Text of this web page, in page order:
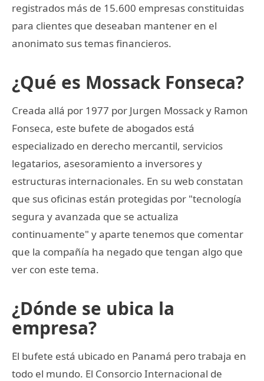
registrados más de 15.600 empresas constituidas
para clientes que deseaban mantener en el
anonimato sus temas financieros.
¿Qué es Mossack Fonseca?
Creada allá por 1977 por Jurgen Mossack y Ramon
Fonseca, este bufete de abogados está
especializado en derecho mercantil, servicios
legatarios, asesoramiento a inversores y
estructuras internacionales. En su web constatan
que sus oficinas están protegidas por "tecnología
segura y avanzada que se actualiza
continuamente" y aparte tenemos que comentar
que la compañía ha negado que tengan algo que
ver con este tema.
¿Dónde se ubica la
empresa?
El bufete está ubicado en Panamá pero trabaja en
todo el mundo. El Consorcio Internacional de